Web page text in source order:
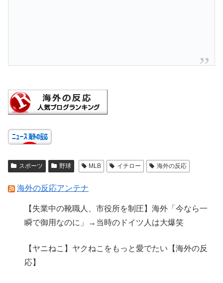
スポーツ 野球 MLB イチロー 海外の反応
海外の反応アンテナ
【失業中の靴職人、市役所を制圧】海外「今なら一
瞬で御用なのに」→当時のドイツ人は大爆笑
【ヤニねこ】ヤクねこをもっと愛でたい【海外の反
応】